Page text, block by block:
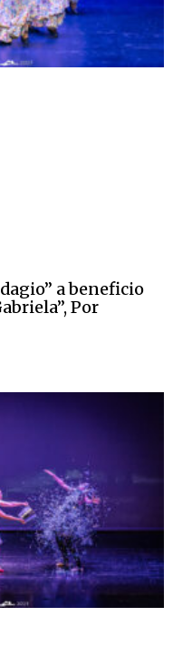
a beneficio
Por